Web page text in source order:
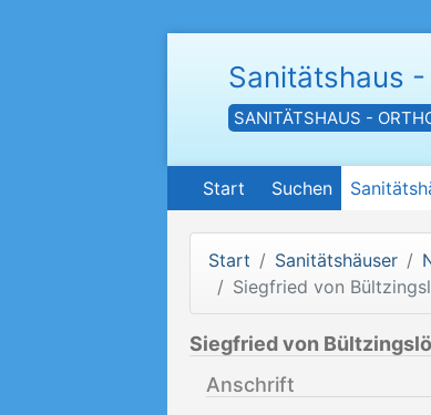
Sanitätshaus
SANITÄTSHAUS -
Start Suchen
Start Sanitätshäuser
Siegfried von
Siegfried von
Anschrift